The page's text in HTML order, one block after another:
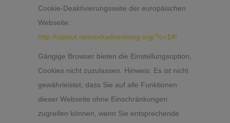
Cookie-Deaktivierungsseite der europäischen
Webseite:
http://optout.networkadvertising.org/?c=1#!
Gängige Browser bieten die Einstellungsoption,
Cookies nicht zuzulassen. Hinweis: Es ist nicht
gewährleistet, dass Sie auf alle Funktionen
dieser Webseite ohne Einschränkungen
zugreifen können, wenn Sie entsprechende